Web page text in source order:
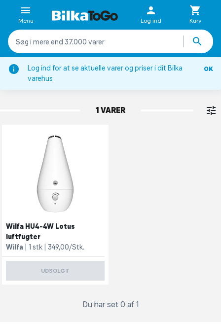
Log ind for at se aktuelle varer og priser i dit Bilka
varehus
OK
Menu Log ind Kurv
Indeklima
LUFTFUGTERE
1 VARER
Wilfa HU4-4W Lotus
luftfugter
Wilfa
1 stk 349,00/Stk.
UDSOLGT
Du har set 0 af 1